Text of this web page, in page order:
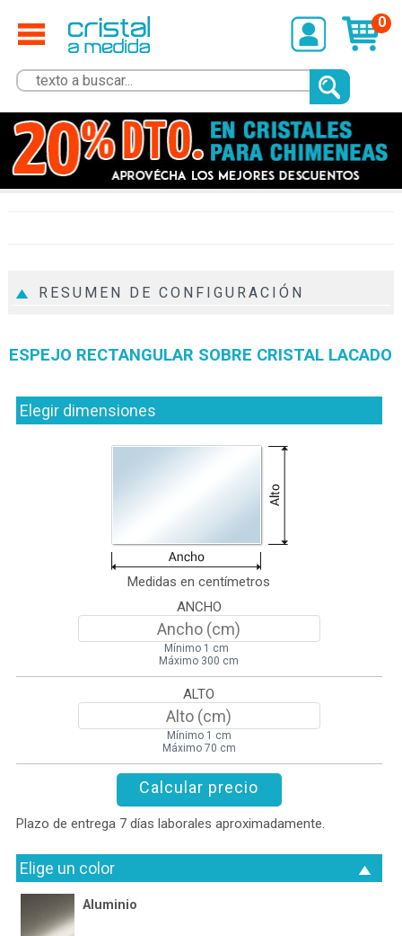
0
RESUMEN DE CONFIGURACIÓN
ESPEJO RECTANGULAR SOBRE CRISTAL LACADO
Elegir dimensiones
Medidas en centímetros
ANCHO
Mínimo 1 cm
Máximo 300 cm
ALTO
Mínimo 1 cm
Máximo 70 cm
Calcular precio
Plazo de entrega 7 días laborales aproximadamente.
Elige un color
Aluminio